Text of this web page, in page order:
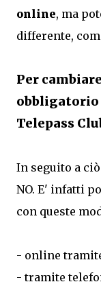
online, ma
differente,
Per
obbligatorio
Telepass
In seguito a
NO. E' infatti
con queste
- online
- tramite